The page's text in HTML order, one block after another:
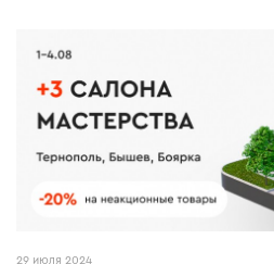
29 июля 2024